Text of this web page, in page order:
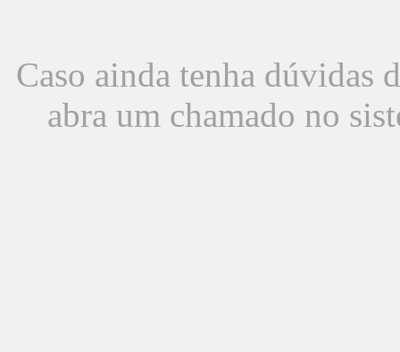
Caso ainda tenha dúvidas
abra um chamado no